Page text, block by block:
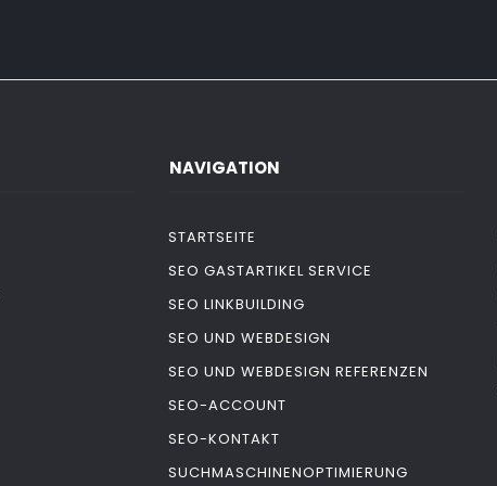
NAVIGATION
STARTSEITE
SEO GASTARTIKEL SERVICE
SEO LINKBUILDING
SEO UND WEBDESIGN
SEO UND WEBDESIGN REFERENZEN
SEO-ACCOUNT
SEO-KONTAKT
SUCHMASCHINENOPTIMIERUNG